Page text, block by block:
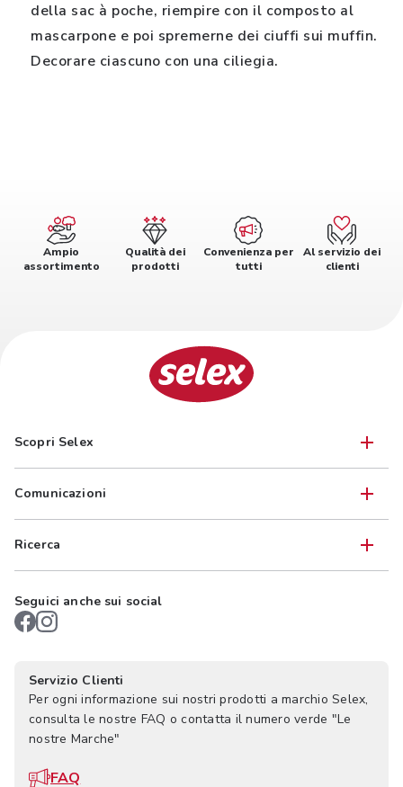
della sac à poche, riempire con il composto al
mascarpone e poi spremerne dei ciuffi sui muffin.
Decorare ciascuno con una ciliegia.
Ampio
assortimento
Qualità dei
prodotti
Convenienza per
tutti
Al servizio dei
clienti
Scopri Selex
Comunicazioni
Ricerca
Seguici anche sui social
Servizio Clienti
Per ogni informazione sui nostri prodotti a marchio Selex,
consulta le nostre FAQ o contatta il numero verde "Le
nostre Marche"
FAQ